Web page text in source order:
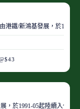
港鐵/新鴻基發展，於
，於1991-05起陸續入伙